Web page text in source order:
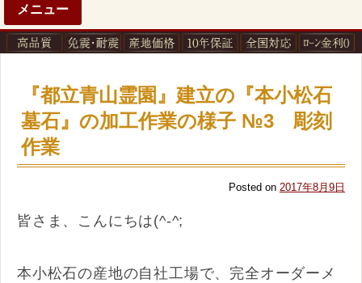
メニュー
『都立青山霊園』建立の『本小松石
墓石』の加工作業の様子 №3 彫刻
作業
Posted on 2017年8月9日
皆さま、こんにちは(^-^;
本小松石の産地の自社工場で、完全オーダーメ